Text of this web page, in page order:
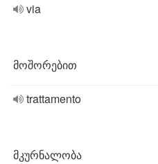
via
მოშორებით
trattamento
მკურნალობა